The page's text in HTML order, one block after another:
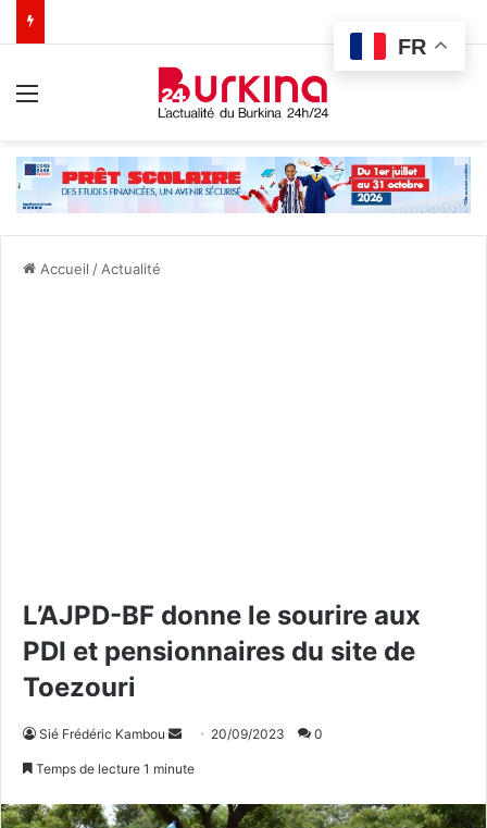
Accueil / Actualité
L’AJPD-BF donne le sourire aux
PDI et pensionnaires du site de
Toezouri
Sié Frédéric Kambou
o
20/09/2023 0
Temps de lecture 1 minute
FR